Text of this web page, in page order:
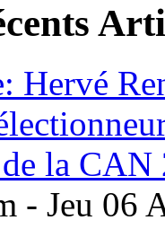
- Jeu 06